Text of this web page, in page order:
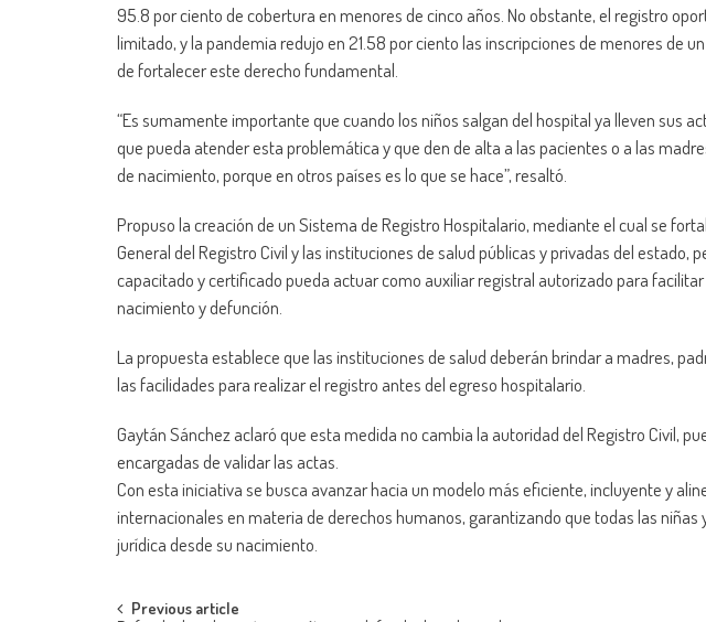
95.8 por ciento de cobertura en menores de cinco años. No obstante, el registro
limitado, y la pandemia redujo en 21.58 por ciento las inscripciones de menores de
de fortalecer este derecho fundamental.
“Es sumamente importante que cuando los niños salgan del hospital ya lleven sus
que pueda atender esta problemática y que den de alta a las pacientes o a las
de nacimiento, porque en otros países es lo que se hace”, resaltó.
Propuso la creación de un Sistema de Registro Hospitalario, mediante el cual se
General del Registro Civil y las instituciones de salud públicas y privadas del estado,
capacitado y certificado pueda actuar como auxiliar registral autorizado para
nacimiento y defunción.
La propuesta establece que las instituciones de salud deberán brindar a madres,
las facilidades para realizar el registro antes del egreso hospitalario.
Gaytán Sánchez aclaró que esta medida no cambia la autoridad del Registro Civil,
encargadas de validar las actas.
Con esta iniciativa se busca avanzar hacia un modelo más eficiente, incluyente y
internacionales en materia de derechos humanos, garantizando que todas las niñas
jurídica desde su nacimiento.
Previous article